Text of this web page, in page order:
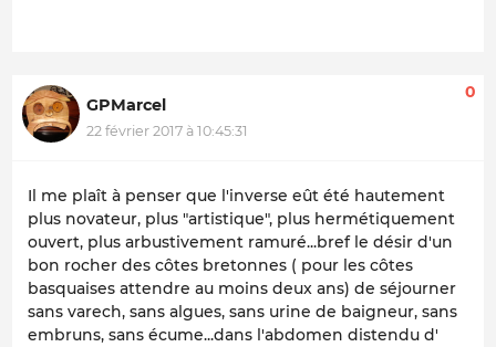
GPMarcel
22 février 2017 à 10:45:31
0
Il me plaît à penser que l'inverse eût été hautement
plus novateur, plus "artistique", plus hermétiquement
ouvert, plus arbustivement ramuré...bref le désir d'un
bon rocher des côtes bretonnes ( pour les côtes
basquaises attendre au moins deux ans) de séjourner
sans varech, sans algues, sans urine de baigneur, sans
embruns, sans écume...dans l'abdomen distendu d'